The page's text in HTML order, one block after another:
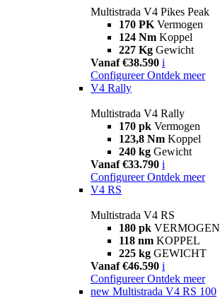
Multistrada V4 Pikes Peak
170 PK Vermogen
124 Nm Koppel
227 Kg Gewicht
Vanaf €38.590 i
Configureer Ontdek meer
V4 Rally
Multistrada V4 Rally
170 pk Vermogen
123,8 Nm Koppel
240 kg Gewicht
Vanaf €33.790 i
Configureer Ontdek meer
V4 RS
Multistrada V4 RS
180 pk VERMOGEN
118 nm KOPPEL
225 kg GEWICHT
Vanaf €46.590 i
Configureer Ontdek meer
new Multistrada V4 RS 100